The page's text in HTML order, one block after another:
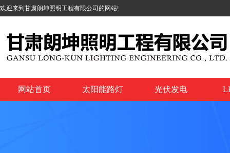
欢迎来到甘肃朗坤照明工程有限公司的网站!
网站首页 太阳能路灯 光伏发电